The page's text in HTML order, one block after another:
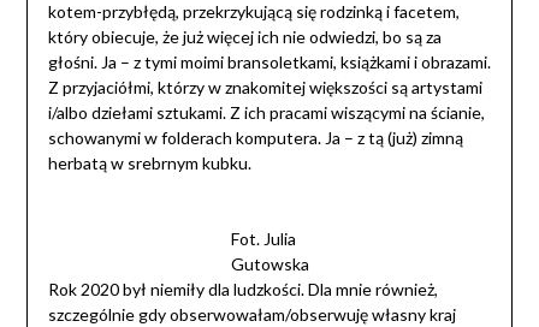
kotem-przybłędą, przekrzykującą się rodzinką i facetem,
który obiecuje, że już więcej ich nie odwiedzi, bo są za
głośni. Ja – z tymi moimi bransoletkami, książkami i obrazami.
Z przyjaciółmi, którzy w znakomitej większości są artystami
i/albo dziełami sztukami. Z ich pracami wiszącymi na ścianie,
schowanymi w folderach komputera. Ja – z tą (już) zimną
herbatą w srebrnym kubku.
Fot. Julia
Gutowska
Rok 2020 był niemiły dla ludzkości. Dla mnie również,
szczególnie gdy obserwowałam/obserwuję własny kraj